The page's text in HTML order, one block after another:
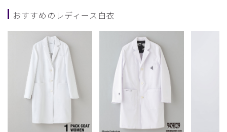
おすすめのレディース白衣